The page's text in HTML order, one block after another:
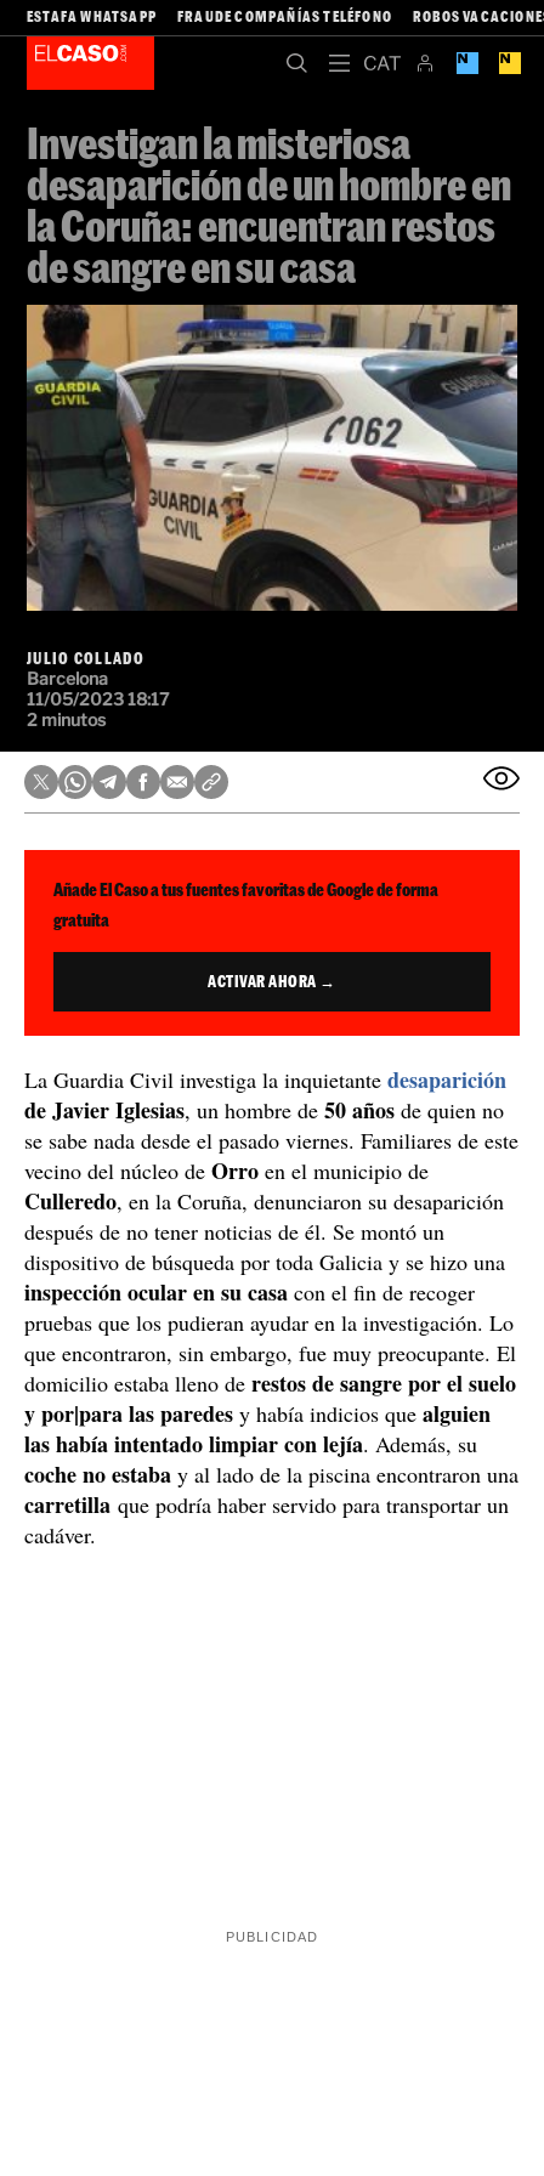
ESTAFA WHATSAPP FRAUDE COMPAÑÍAS TELÉFONO ROBOS
Investigan la misteriosa
desaparición de un hombre en
la Coruña: encuentran restos
de sangre en su casa
JULIO COLLADO
Barcelona
11/05/2023 18:17
2 minutos
Añade El Caso a tus fuentes favoritas de Google de forma
gratuita
ACTIVAR AHORA →
La Guardia Civil investiga la inquietante desaparición
de Javier Iglesias, un hombre de 50 años de quien no
se sabe nada desde el pasado viernes. Familiares de este
vecino del núcleo de Orro en el municipio de
Culleredo, en la Coruña, denunciaron su desaparición
después de no tener noticias de él. Se montó un
dispositivo de búsqueda por toda Galicia y se hizo una
inspección ocular en sucasa con el fin de recoger
pruebas que los pudieran ayudar en la investigación. Lo
que encontraron, sin embargo, fue muy preocupante. El
domicilio estaba lleno de restos de sangre por el suelo
y por|para las paredes y había indicios que alguien
las había intentado limpiar con lejía. Además, su
coche no estaba y al lado de la piscina encontraron una
carretilla que podría haber servido para transportar un
cadáver.